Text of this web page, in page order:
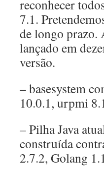
reconhecer
7.1.
de longo prazo.
lançado em
versão.
– basesystem
10.0.1, urpmi
– Pilha Java
construída
2.7.2, Golang